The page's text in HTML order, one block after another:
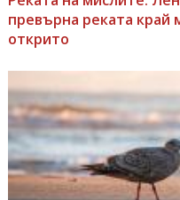
превърна реката край
открито